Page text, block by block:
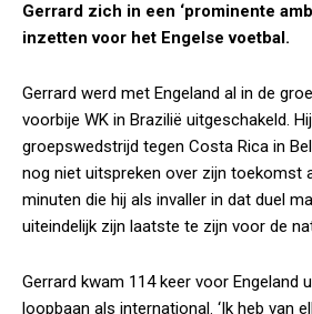
Gerrard zich in een ‘prominente
inzetten voor het Engelse voetbal.
Gerrard werd met Engeland al in de
voorbije WK in Brazilië uitgeschakeld.
groepswedstrijd tegen Costa Rica in
nog niet uitspreken over zijn toekomst
minuten die hij als invaller in dat duel
uiteindelijk zijn laatste te zijn voor de
Gerrard kwam 114 keer voor Engeland
loopbaan als international. ‘Ik heb van